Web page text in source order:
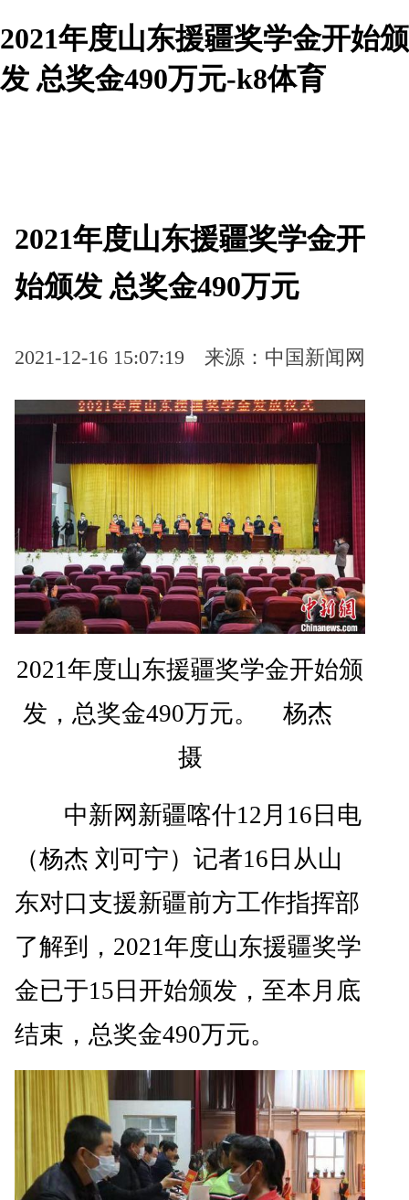
2021年度山东援疆奖学金开始颁
发 总奖金490万元-k8体育
2021年度山东援疆奖学金开
始颁发 总奖金490万元
2021-12-16 15:07:19 来源：中国新闻网
2021年度山东援疆奖学金开始颁
发，总奖金490万元。 杨杰
摄
中新网新疆喀什12月16日电
（杨杰 刘可宁）记者16日从山
东对口支援新疆前方工作指挥部
了解到，2021年度山东援疆奖学
金已于15日开始颁发，至本月底
结束，总奖金490万元。